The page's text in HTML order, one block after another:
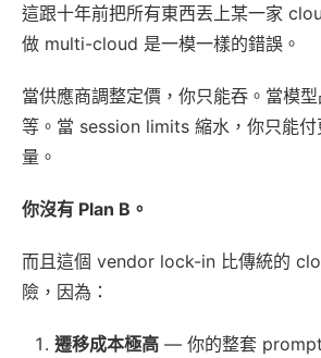
這跟十年前把所有東西丟上某一家
做 multi-cloud 是一模一樣的錯誤。
當供應商調整定價，你只能吞。當模
等。當 session limits 縮水，你只能付
量。
你沒有 Plan B。
而且這個 vendor lock-in 比傳統的
險，因為：
遷移成本極高 — 你的整套